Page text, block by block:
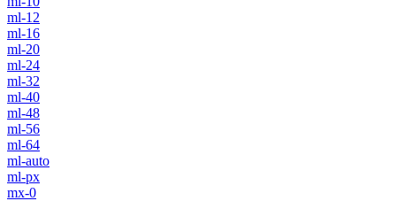
ml-12
ml-16
ml-20
ml-24
ml-32
ml-40
ml-48
ml-56
ml-64
ml-auto
ml-px
mx-0